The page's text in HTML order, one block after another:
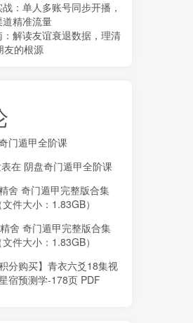
：单人多账号同步开播，
精准流量
解读友谊衰退数据，理清
友的根源
门遁甲全阶课
在 阴盘奇门遁甲全阶课
舍 奇门遁甲完整版合集
件大小：1.83GB）
舍 奇门遁甲完整版合集
件大小：1.83GB）
积分购买】青衣六爻18集视
宿预测学-178页 PDF